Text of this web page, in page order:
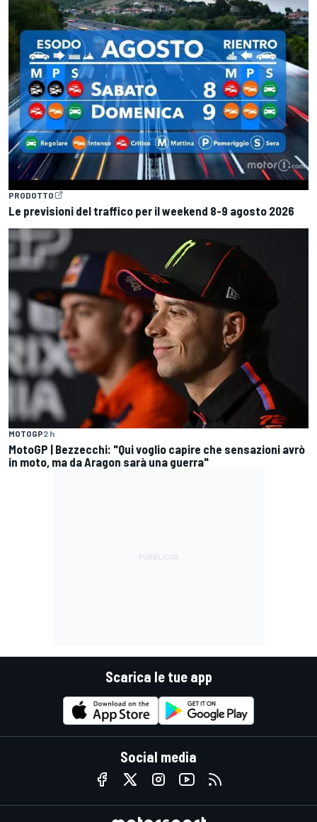
PRODOTTO
Le previsioni del traffico per il weekend 8-9 agosto 2026
MOTOGP2 h
MotoGP | Bezzecchi: "Qui voglio capire che sensazioni avrò
in moto, ma da Aragon sarà una guerra"
Scarica le tue app
Social media